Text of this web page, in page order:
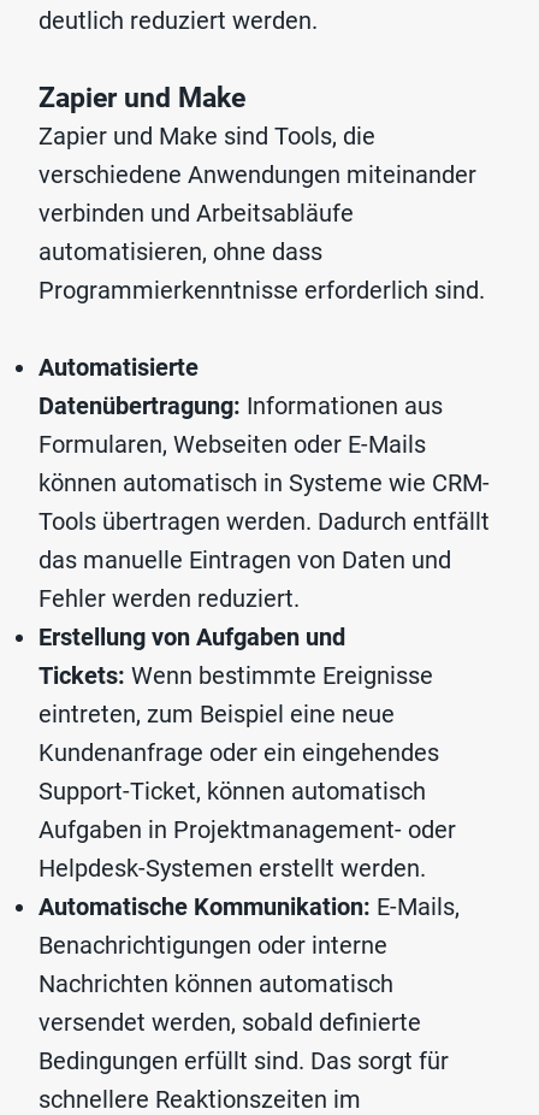
deutlich reduziert werden.
Zapier und Make
Zapier und Make sind Tools, die
verschiedene Anwendungen miteinander
verbinden und Arbeitsabläufe
automatisieren, ohne dass
Programmierkenntnisse erforderlich sind.
Automatisierte
Datenübertragung: Informationen aus
Formularen, Webseiten oder E-Mails
können automatisch in Systeme wie CRM-
Tools übertragen werden. Dadurch entfällt
das manuelle Eintragen von Daten und
Fehler werden reduziert.
Erstellung von Aufgaben und
Tickets: Wenn bestimmte Ereignisse
eintreten, zum Beispiel eine neue
Kundenanfrage oder ein eingehendes
Support-Ticket, können automatisch
Aufgaben in Projektmanagement- oder
Helpdesk-Systemen erstellt werden.
Automatische Kommunikation: E-Mails,
Benachrichtigungen oder interne
Nachrichten können automatisch
versendet werden, sobald definierte
Bedingungen erfüllt sind. Das sorgt für
schnellere Reaktionszeiten im